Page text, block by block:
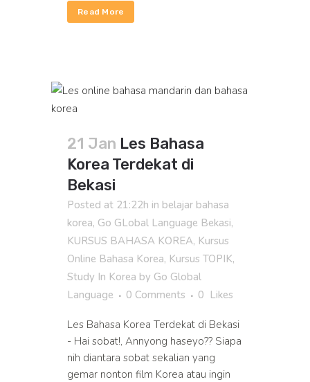
Read More
21 Jan Les Bahasa
Korea Terdekat di
Bekasi
Posted at 21:22h in belajar bahasa
korea, Go GLobal Language Bekasi,
KURSUS BAHASA KOREA, Kursus
Online Bahasa Korea, Kursus TOPIK,
Study In Korea by Go Global
Language
0 Comments 0 Likes
Les Bahasa Korea Terdekat di Bekasi
- Hai sobat!, Annyong haseyo?? Siapa
nih diantara sobat sekalian yang
gemar nonton film Korea atau ingin